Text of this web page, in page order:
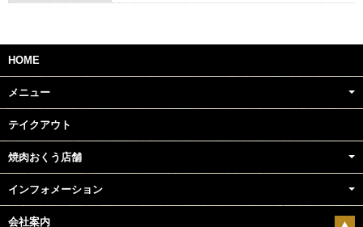
HOME
メニュー
テイクアウト
焼肉おくう店舗
インフォメーション
会社案内